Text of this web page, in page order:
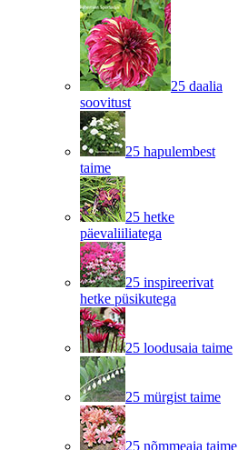
25 daalia
soovitust
25 hapulembest
taime
25 hetke
päevaliiliatega
25 inspireerivat
hetke püsikutega
25 loodusaia taime
25 mürgist taime
25 nõmmeaia taime